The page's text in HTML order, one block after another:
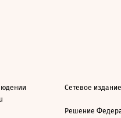
Сетевое
Решение